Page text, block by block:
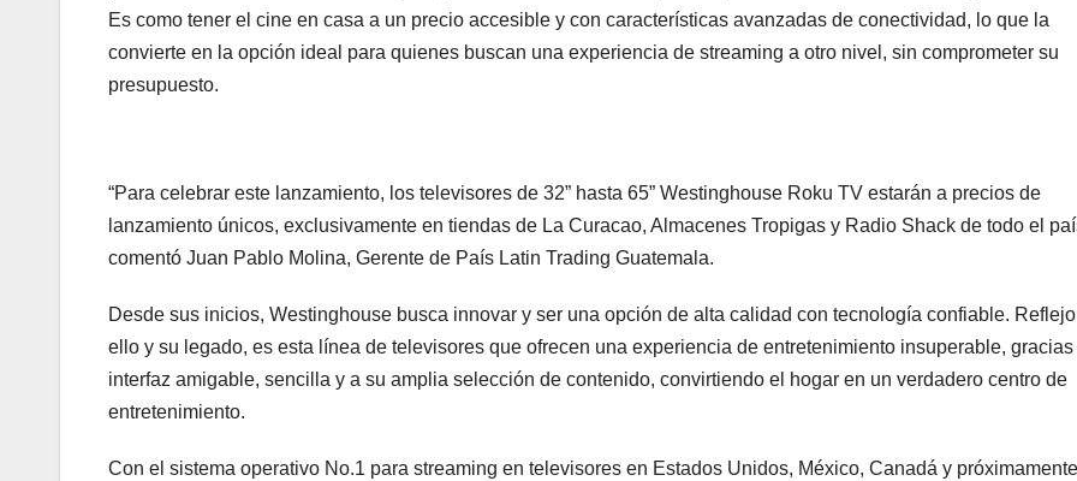
Es como tener el cine en casa a un precio accesible y con características avanzadas de conectividad, lo que la
convierte en la opción ideal para quienes buscan una experiencia de streaming a otro nivel, sin comprometer su
presupuesto.
“Para celebrar este lanzamiento, los televisores de 32” hasta 65” Westinghouse Roku TV estarán a precios de
lanzamiento únicos, exclusivamente en tiendas de La Curacao, Almacenes Tropigas y Radio Shack de todo el
comentó Juan Pablo Molina, Gerente de País Latin Trading Guatemala.
Desde sus inicios, Westinghouse busca innovar y ser una opción de alta calidad con tecnología confiable.
ello y su legado, es esta línea de televisores que ofrecen una experiencia de entretenimiento insuperable, gracias
interfaz amigable, sencilla y a su amplia selección de contenido, convirtiendo el hogar en un verdadero centro de
entretenimiento.
Con el sistema operativo No.1 para streaming en televisores en Estados Unidos, México, Canadá y próximamente